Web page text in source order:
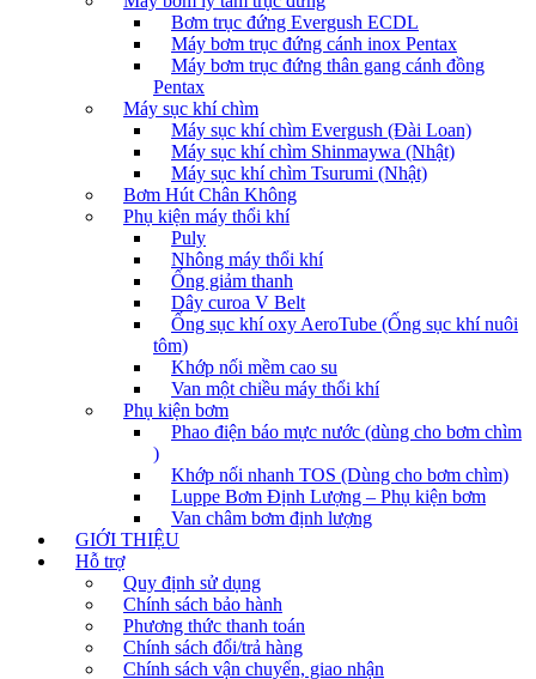
Bơm trục đứng Evergush ECDL
Máy bơm trục đứng cánh inox Pentax
Máy bơm trục đứng thân gang cánh đồng
Pentax
Máy sục khí chìm
Máy sục khí chìm Evergush (Đài Loan)
Máy sục khí chìm Shinmaywa (Nhật)
Máy sục khí chìm Tsurumi (Nhật)
Bơm Hút Chân Không
Phụ kiện máy thổi khí
Puly
Nhông máy thổi khí
Ống giảm thanh
Dây curoa V Belt
Ống sục khí oxy AeroTube (Ống sục khí nuôi
tôm)
Khớp nối mềm cao su
Van một chiều máy thổi khí
Phụ kiện bơm
Phao điện báo mực nước (dùng cho bơm chìm
)
Khớp nối nhanh TOS (Dùng cho bơm chìm)
Luppe Bơm Định Lượng – Phụ kiện bơm
Van châm bơm định lượng
GIỚI THIỆU
Hỗ trợ
Quy định sử dụng
Chính sách bảo hành
Phương thức thanh toán
Chính sách đổi/trả hàng
Chính sách vận chuyển, giao nhận